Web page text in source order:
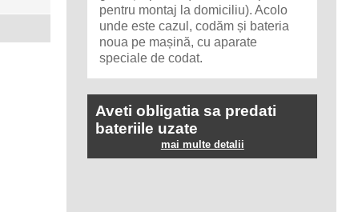
pentru montaj la domiciliu). Acolo
unde este cazul, codăm și bateria
noua pe mașină, cu aparate
speciale de codat.
Aveti obligatia sa predati
bateriile uzate
mai multe detalii